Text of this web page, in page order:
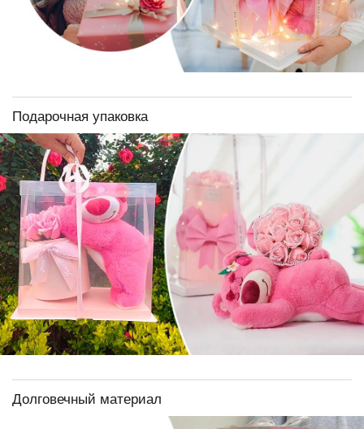
Подарочная упаковка
Долговечный материал